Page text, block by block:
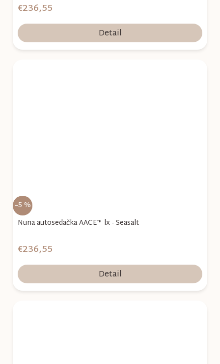
€236,55
Detail
–5 %
Nuna autosedačka AACE™ lx - Seasalt
€236,55
Detail